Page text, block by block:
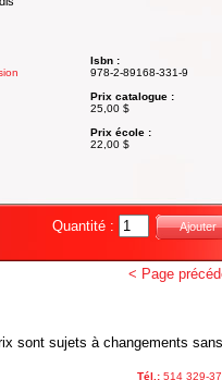
Isbn :
978-2-89168-331-9
Prix catalogue :
25,00 $
Prix école :
22,00 $
Quantité : Ajouter
< Page
sont sujets à changements
Tél.: 514 329-